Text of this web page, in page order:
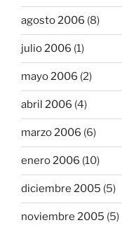
agosto 2006 (8)
julio 2006 (1)
mayo 2006 (2)
abril 2006 (4)
marzo 2006 (6)
enero 2006 (10)
diciembre 2005 (5)
noviembre 2005 (5)